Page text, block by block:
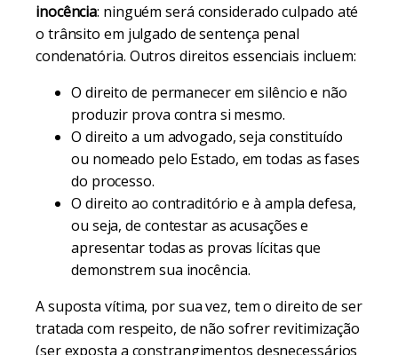
inocência: ninguém será considerado culpado até
o trânsito em julgado de sentença penal
condenatória. Outros direitos essenciais incluem:
O direito de permanecer em silêncio e não
produzir prova contra si mesmo.
O direito a um advogado, seja constituído
ou nomeado pelo Estado, em todas as fases
do processo.
O direito ao contraditório e à ampla defesa,
ou seja, de contestar as acusações e
apresentar todas as provas lícitas que
demonstrem sua inocência.
A suposta vítima, por sua vez, tem o direito de ser
tratada com respeito, de não sofrer revitimização
(ser exposta a constrangimentos desnecessários